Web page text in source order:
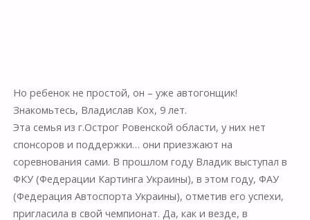
Но ребенок не простой, он – уже автогонщик!
Знакомьтесь, Владислав Кох, 9 лет.
Эта семья из г.Острог Ровенской области, у них нет
спонсоров и поддержки… они приезжают на
соревнования сами. В прошлом году Владик выступал в
ФКУ (Федерации Картинга Украины), в этом году, ФАУ
(Федерация Автоспорта Украины), отметив его успехи,
пригласила в свой чемпионат. Да, как и везде, в